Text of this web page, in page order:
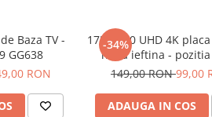
Baza TV -
GG638
RON
-34%
17MB100 UHD 4K
noua ieftina - pozitia
149,00 RON99,00
ADAUGA IN COS